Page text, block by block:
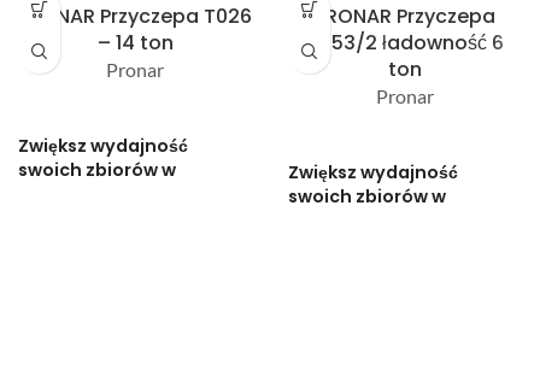
PRONAR Przyczepa T026
– 14 ton
Pronar
Zwiększ wydajność
swoich zbiorów w
PRONAR Przyczepa
T653/2 ładowność 6
ton
Pronar
Zwiększ wydajność
swoich zbiorów w